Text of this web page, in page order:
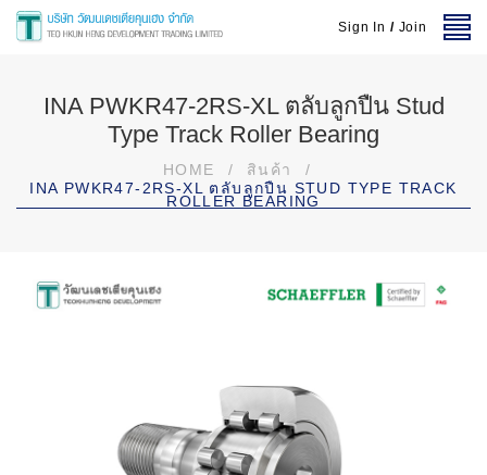
Sign In / Join
INA PWKR47-2RS-XL ตลับลูกปืน Stud
Type Track Roller Bearing
HOME / สินค้า
/
INA PWKR47-2RS-XL ตลับลูกปืน STUD TYPE TRACK
ROLLER BEARING